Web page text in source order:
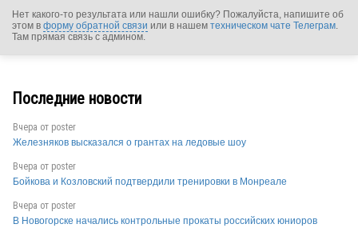
Нет какого-то результата или нашли ошибку? Пожалуйста, напишите об
этом в форму обратной связи или в нашем техническом чате Телеграм.
Там прямая связь с админом.
Последние новости
Вчера от poster
Железняков высказался о грантах на ледовые шоу
Вчера от poster
Бойкова и Козловский подтвердили тренировки в Монреале
Вчера от poster
В Новогорске начались контрольные прокаты российских юниоров